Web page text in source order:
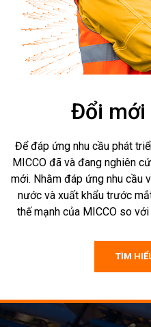
Đổi mới
Để đáp ứng nhu cầu phát
MICCO đã và đang nghiên
mới. Nhằm đáp ứng nhu cầu
nước và xuất khẩu trước
thế mạnh của MICCO so
TÌM